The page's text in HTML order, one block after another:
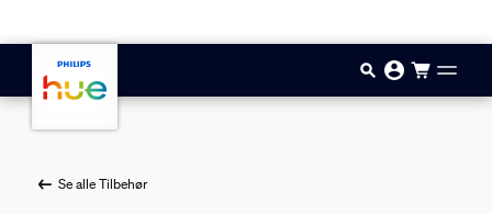
Se alle Tilbehør